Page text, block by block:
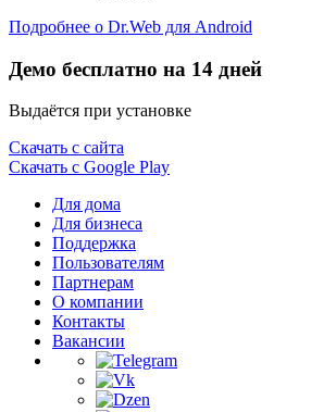
Подробнее о Dr.Web для Android
Демо бесплатно на 14 дней
Выдаётся при установке
Скачать с сайта
Скачать с Google Play
Для дома
Для бизнеса
Поддержка
Пользователям
Партнерам
О компании
Контакты
Вакансии